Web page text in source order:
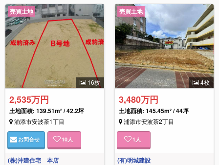
16枚
売買土地
2,535万円
土地面積: 139.51m² / 42.2坪
浦添市安波茶1丁目
お問合せ 10人
(株)沖建住宅 本店
4枚
売買土地
3,480万円
土地面積: 145.45m² / 44坪
浦添市安波茶2丁目
1 人
(有)明城建設